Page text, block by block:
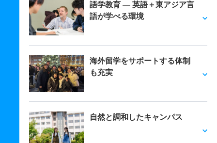
語学教育 ― 英語＋東アジア言
語が学べる環境
海外留学をサポートする体制
も充実
自然と調和したキャンパス